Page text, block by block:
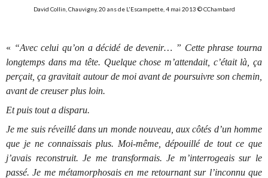
David Collin, Chauvigny, 20 ans de L'Escampette, 4 mai 2013 © CChambard
« “Avec celui qu’on a décidé de devenir… ” Cette phrase tourna
longtemps dans ma tête. Quelque chose m’attendait, c’était là, ça
perçait, ça gravitait autour de moi avant de poursuivre son chemin,
avant de creuser plus loin.
Et puis tout a disparu.
Je me suis réveillé dans un monde nouveau, aux côtés d’un homme
que je ne connaissais plus. Moi-même, dépouillé de tout ce que
j’avais reconstruit. Je me transformais. Je m’interrogeais sur le
passé. Je me métamorphosais en me retournant sur l’inconnu que